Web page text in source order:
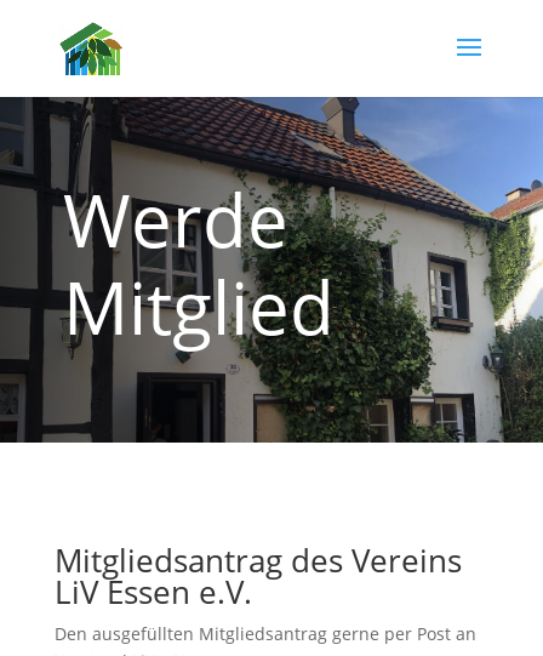
Werde
Mitglied
Mitgliedsantrag des Vereins
LiV Essen e.V.
Den ausgefüllten Mitgliedsantrag gerne per Post an